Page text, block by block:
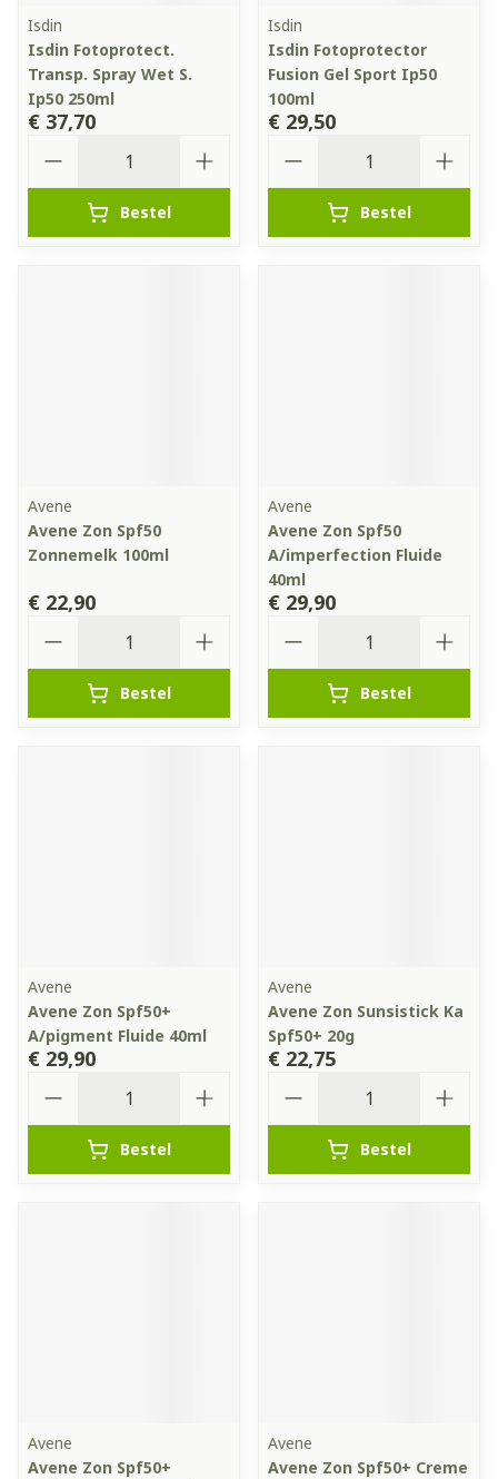
Isdin
Isdin Fotoprotect.
Transp. Spray Wet S.
Ip50 250ml
€ 37,70
Bestel
Isdin
Isdin Fotoprotector
Fusion Gel Sport Ip50
100ml
€ 29,50
Bestel
Avene
Avene Zon Spf50
Zonnemelk 100ml
€ 22,90
Bestel
Avene
Avene Zon Spf50
A/imperfection Fluide
40ml
€ 29,90
Bestel
Avene
Avene Zon Spf50+
A/pigment Fluide 40ml
€ 29,90
Bestel
Avene
Avene Zon Sunsistick Ka
Spf50+ 20g
€ 22,75
Bestel
Avene
Avene Zon Spf50+
Avene
Avene Zon Spf50+ Creme